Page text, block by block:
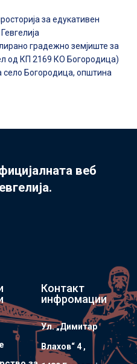
за едукативен
градежно земјиште за
од КП 2169 КО Богородица)
село Богородица, општина
веб
Контакт
инфромации
Ул. „Димитар
Влахов“ 4 ,